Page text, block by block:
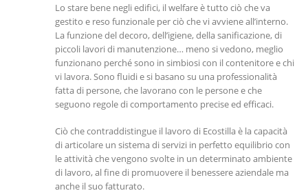
Lo stare bene negli edifici, il welfare è tutto ciò che va
gestito e reso funzionale per ciò che vi avviene all’interno.
La funzione del decoro, dell’igiene, della sanificazione, di
piccoli lavori di manutenzione… meno si vedono, meglio
funzionano perché sono in simbiosi con il contenitore e chi
vi lavora. Sono fluidi e si basano su una professionalità
fatta di persone, che lavorano con le persone e che
seguono regole di comportamento precise ed efficaci.
Ciò che contraddistingue il lavoro di Ecostilla è la capacità
di articolare un sistema di servizi in perfetto equilibrio con
le attività che vengono svolte in un determinato ambiente
di lavoro, al fine di promuovere il benessere aziendale ma
anche il suo fatturato.